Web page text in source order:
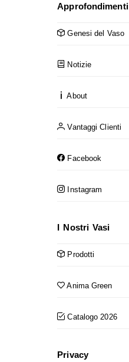
Approfondimenti
Genesi del Vaso
Notizie
About
Vantaggi Clienti
Facebook
Instagram
I Nostri Vasi
Prodotti
Anima Green
Catalogo 2026
Privacy